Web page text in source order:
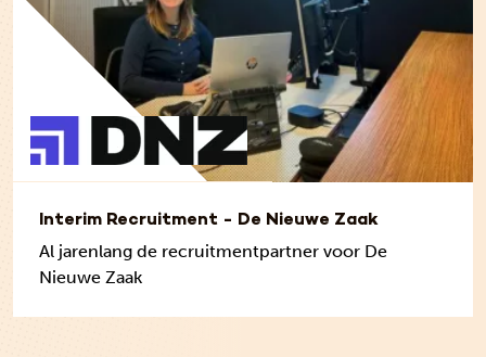
Interim Recruitment - De Nieuwe Zaak
Al jarenlang de recruitmentpartner voor De
Nieuwe Zaak